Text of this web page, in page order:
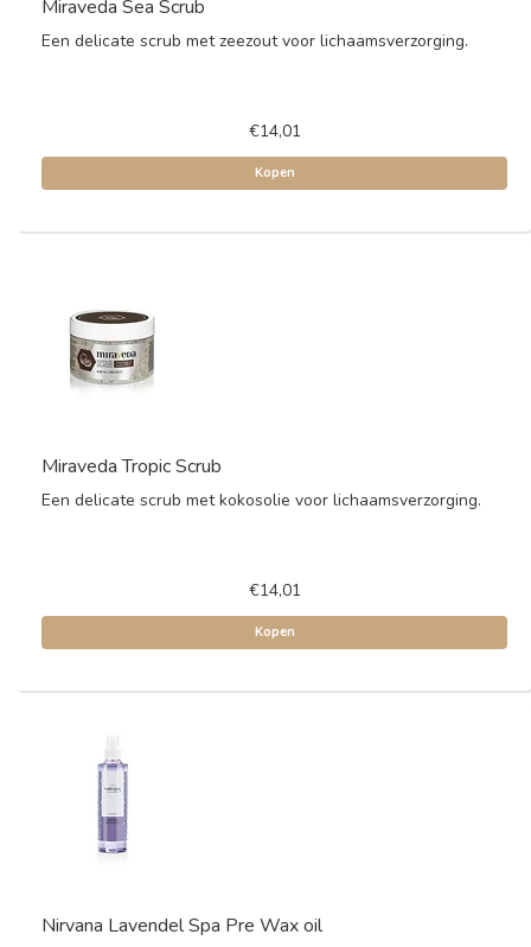
Miraveda Sea Scrub
Een delicate scrub met zeezout voor lichaamsverzorging.
€14,01
Kopen
Miraveda Tropic Scrub
Een delicate scrub met kokosolie voor lichaamsverzorging.
€14,01
Kopen
Nirvana Lavendel Spa Pre Wax oil